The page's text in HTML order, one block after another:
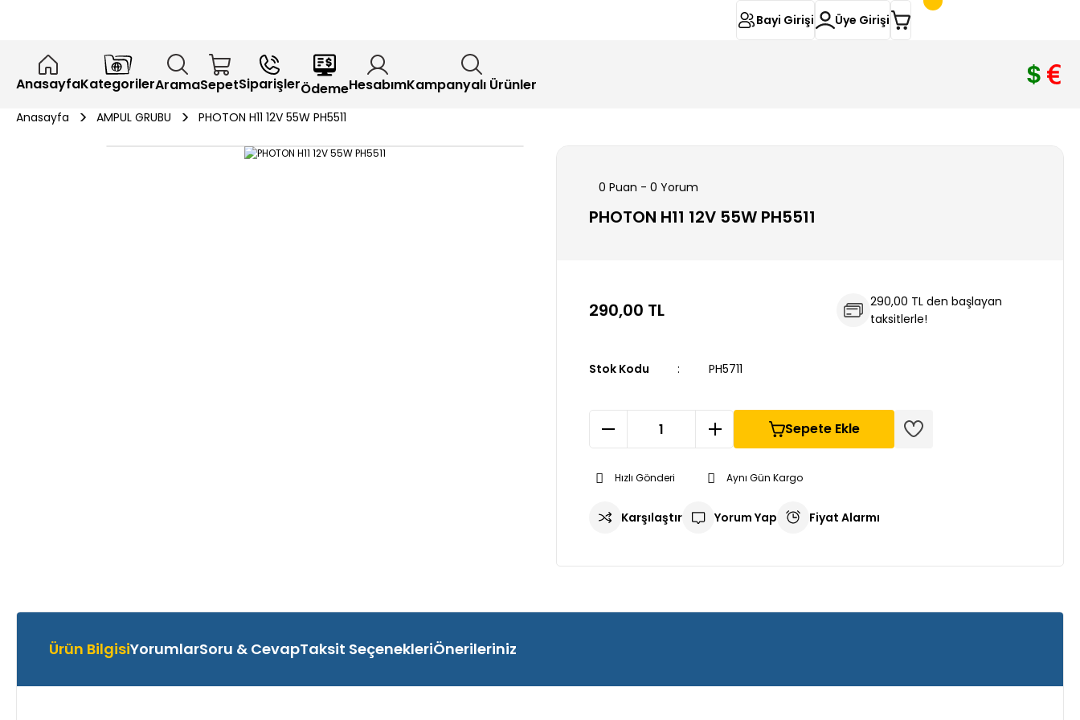
Bayi Girişi Üye Girişi
AnasayfaKategorilerAramaSepetSiparişlerÖdemeHesabımKampanyalı Ürünler
Anasayfa AMPUL GRUBU PHOTON H11 12V 55W PH5511
0 Puan - 0 Yorum
PHOTON H11 12V 55W PH5511
290,00 TL
290,00 TL den başlayan
taksitlerle!
Stok Kodu PH5711
Sepete Ekle
Hızlı Gönderi Aynı Gün Kargo
Karşılaştır Yorum Yap Fiyat Alarmı
Ürün BilgisiYorumlarSoru & CevapTaksit SeçenekleriÖnerileriniz